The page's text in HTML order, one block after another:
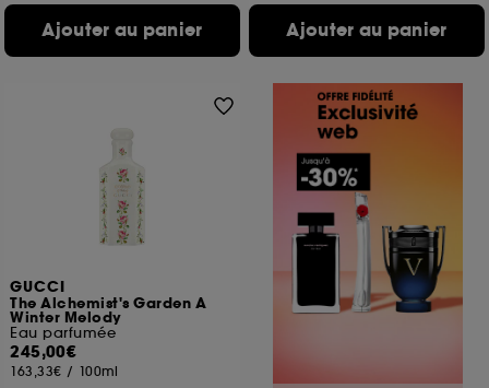
Ajouter au panier Ajouter au panier
GUCCI
The Alchemist's Garden A
Winter Melody
Eau parfumée
245,00€
163,33€ / 100ml